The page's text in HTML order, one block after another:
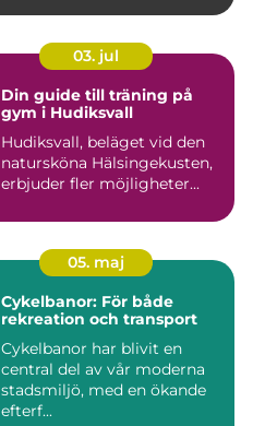
03. jul
Din guide till träning på
gym i Hudiksvall
Hudiksvall, beläget vid den
natursköna Hälsingekusten,
erbjuder fler möjligheter...
05. maj
Cykelbanor: För både
rekreation och transport
Cykelbanor har blivit en
central del av vår moderna
stadsmiljö, med en ökande
efterf...